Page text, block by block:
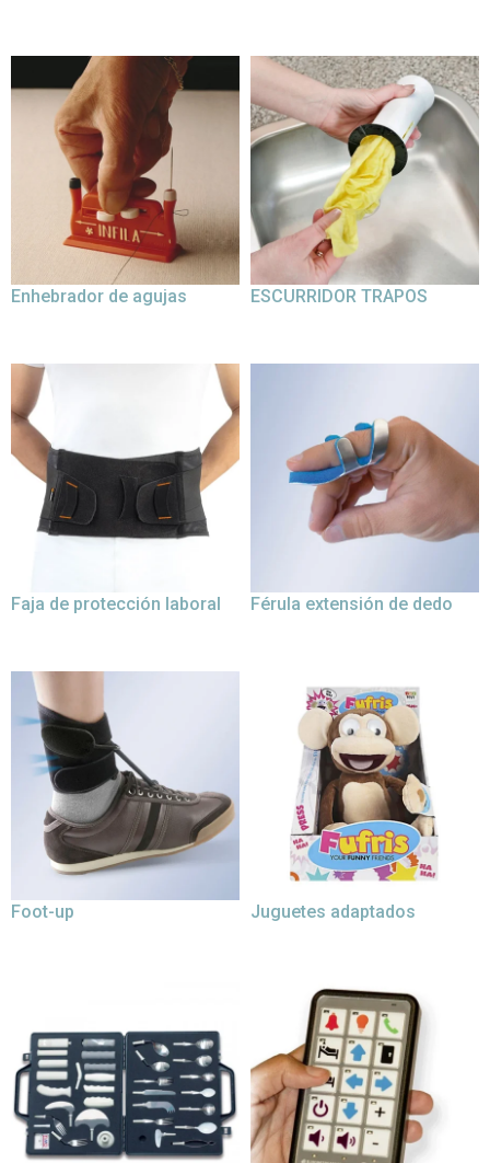
Enhebrador de agujas ESCURRIDOR TRAPOS
Faja de protección laboral Férula extensión de dedo
Foot-up Juguetes adaptados